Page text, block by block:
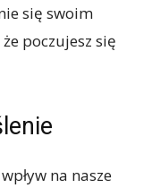
się swoim
poczujesz się
na nasze